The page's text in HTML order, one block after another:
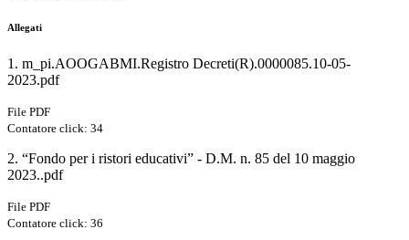
Allegati
1. m_pi.AOOGABMI.Registro Decreti(R).0000085.10-05-
2023.pdf
File PDF
Contatore click: 34
2. “Fondo per i ristori educativi” - D.M. n. 85 del 10 maggio
2023..pdf
File PDF
Contatore click: 36